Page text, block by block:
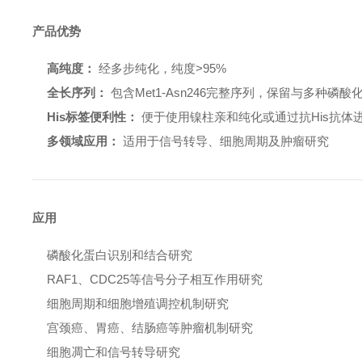
产品优势
高纯度： 经多步纯化，纯度>95%
全长序列： 包含Met1-Asn246完整序列，保留与多种磷酸
His标签便利性： 便于使用镍柱亲和纯化或通过抗His抗体
多领域应用： 适用于信号转导、细胞周期及肿瘤研究
应用
磷酸化蛋白识别和结合研究
RAF1、CDC25等信号分子相互作用研究
细胞周期和细胞增殖调控机制研究
宫颈癌、胃癌、结肠癌等肿瘤机制研究
细胞凋亡和信号转导研究